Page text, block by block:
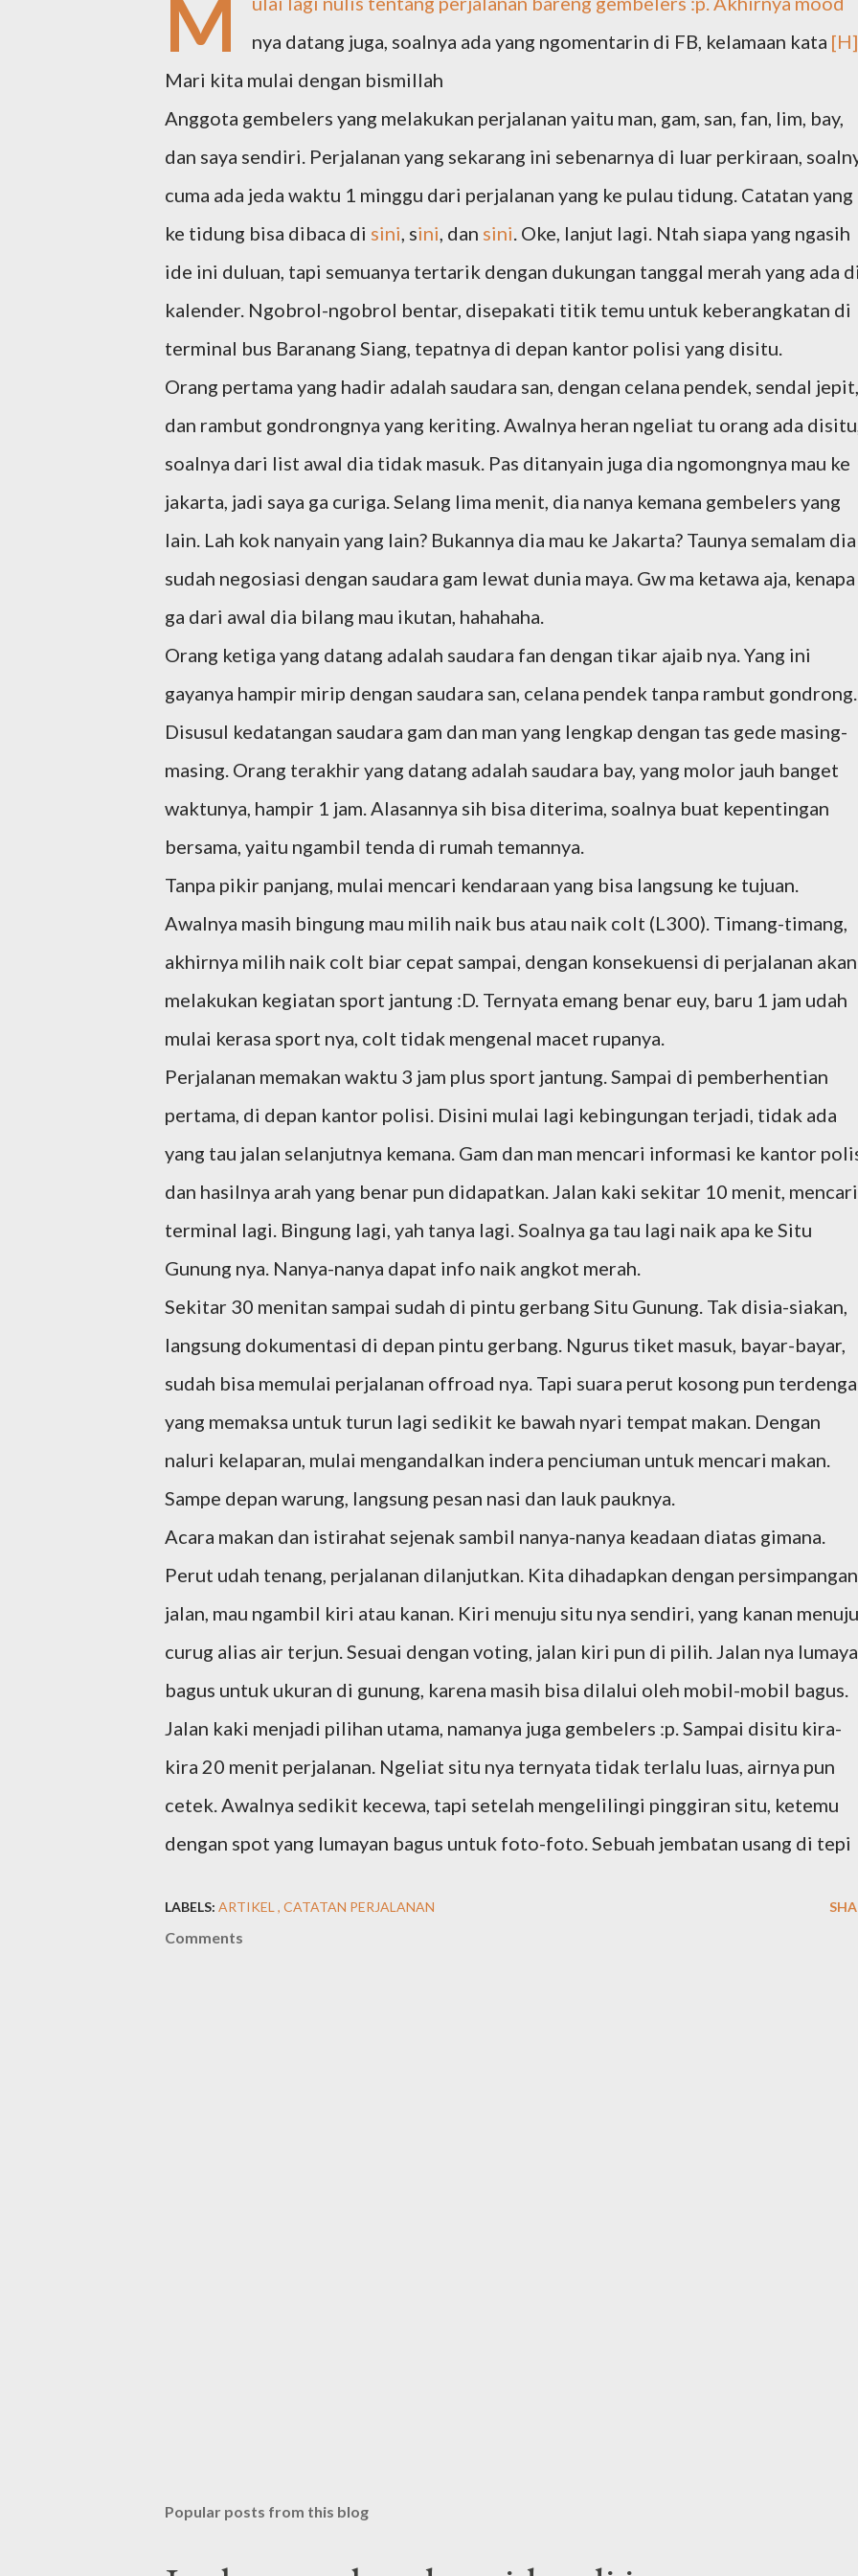
M
nya datang juga, soalnya ada yang ngomentarin di FB, kelamaan kata [H]
Mari kita mulai dengan bismillah
Anggota gembelers yang melakukan perjalanan yaitu man, gam, san, fan, lim, bay,
dan saya sendiri. Perjalanan yang sekarang ini sebenarnya di luar perkiraan,
cuma ada jeda waktu 1 minggu dari perjalanan yang ke pulau tidung. Catatan yang
ke tidung bisa dibaca di sini, sini, dan sini. Oke, lanjut lagi. Ntah siapa yang ngasih
ide ini duluan, tapi semuanya tertarik dengan dukungan tanggal merah yang ada
kalender. Ngobrol-ngobrol bentar, disepakati titik temu untuk keberangkatan di
terminal bus Baranang Siang, tepatnya di depan kantor polisi yang disitu.
Orang pertama yang hadir adalah saudara san, dengan celana pendek, sendal jepit,
dan rambut gondrongnya yang keriting. Awalnya heran ngeliat tu orang ada
soalnya dari list awal dia tidak masuk. Pas ditanyain juga dia ngomongnya mau ke
jakarta, jadi saya ga curiga. Selang lima menit, dia nanya kemana gembelers yang
lain. Lah kok nanyain yang lain? Bukannya dia mau ke Jakarta? Taunya semalam dia
sudah negosiasi dengan saudara gam lewat dunia maya. Gw ma ketawa aja, kenapa
ga dari awal dia bilang mau ikutan, hahahaha.
Orang ketiga yang datang adalah saudara fan dengan tikar ajaib nya. Yang ini
gayanya hampir mirip dengan saudara san, celana pendek tanpa rambut gondrong.
Disusul kedatangan saudara gam dan man yang lengkap dengan tas gede masing-
masing. Orang terakhir yang datang adalah saudara bay, yang molor jauh banget
waktunya, hampir 1 jam. Alasannya sih bisa diterima, soalnya buat kepentingan
bersama, yaitu ngambil tenda di rumah temannya.
Tanpa pikir panjang, mulai mencari kendaraan yang bisa langsung ke tujuan.
Awalnya masih bingung mau milih naik bus atau naik colt (L300). Timang-timang,
akhirnya milih naik colt biar cepat sampai, dengan konsekuensi di perjalanan akan
melakukan kegiatan sport jantung :D. Ternyata emang benar euy, baru 1 jam udah
mulai kerasa sport nya, colt tidak mengenal macet rupanya.
Perjalanan memakan waktu 3 jam plus sport jantung. Sampai di pemberhentian
pertama, di depan kantor polisi. Disini mulai lagi kebingungan terjadi, tidak ada
yang tau jalan selanjutnya kemana. Gam dan man mencari informasi ke kantor
dan hasilnya arah yang benar pun didapatkan. Jalan kaki sekitar 10 menit, mencari
terminal lagi. Bingung lagi, yah tanya lagi. Soalnya ga tau lagi naik apa ke Situ
Gunung nya. Nanya-nanya dapat info naik angkot merah.
Sekitar 30 menitan sampai sudah di pintu gerbang Situ Gunung. Tak disia-siakan,
langsung dokumentasi di depan pintu gerbang. Ngurus tiket masuk, bayar-bayar,
sudah bisa memulai perjalanan offroad nya. Tapi suara perut kosong pun
yang memaksa untuk turun lagi sedikit ke bawah nyari tempat makan. Dengan
naluri kelaparan, mulai mengandalkan indera penciuman untuk mencari makan.
Sampe depan warung, langsung pesan nasi dan lauk pauknya.
Acara makan dan istirahat sejenak sambil nanya-nanya keadaan diatas gimana.
Perut udah tenang, perjalanan dilanjutkan. Kita dihadapkan dengan persimpangan
jalan, mau ngambil kiri atau kanan. Kiri menuju situ nya sendiri, yang kanan menuju
curug alias air terjun. Sesuai dengan voting, jalan kiri pun di pilih. Jalan nya
bagus untuk ukuran di gunung, karena masih bisa dilalui oleh mobil-mobil bagus.
Jalan kaki menjadi pilihan utama, namanya juga gembelers :p. Sampai disitu kira-
kira 20 menit perjalanan. Ngeliat situ nya ternyata tidak terlalu luas, airnya pun
cetek. Awalnya sedikit kecewa, tapi setelah mengelilingi pinggiran situ, ketemu
dengan spot yang lumayan bagus untuk foto-foto. Sebuah jembatan usang di tepi
LABELS: ARTIKEL CATATAN PERJALANAN
Comments
Popular posts from this blog